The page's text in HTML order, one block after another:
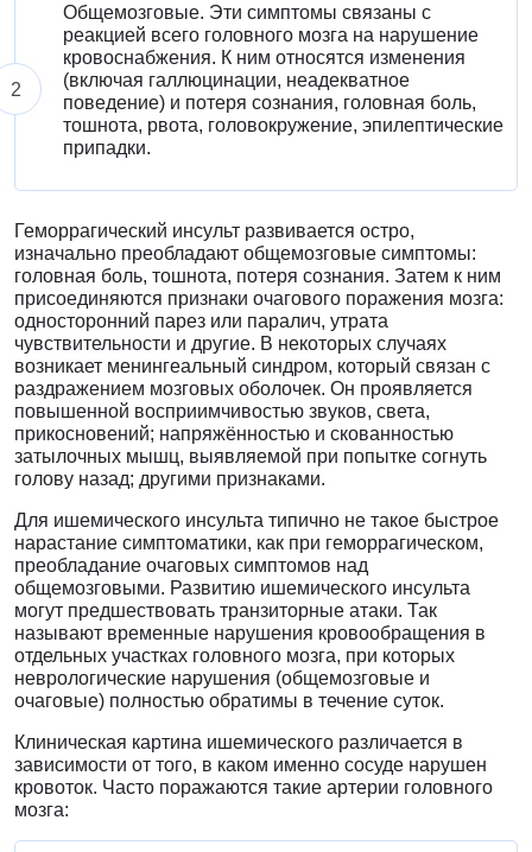
Общемозговые. Эти симптомы связаны с
реакцией всего головного мозга на нарушение
кровоснабжения. К ним относятся изменения
(включая галлюцинации, неадекватное
поведение) и потеря сознания, головная боль,
тошнота, рвота, головокружение, эпилептические
припадки.
Геморрагический инсульт развивается остро,
изначально преобладают общемозговые симптомы:
головная боль, тошнота, потеря сознания. Затем к ним
присоединяются признаки очагового поражения мозга:
односторонний парез или паралич, утрата
чувствительности и другие. В некоторых случаях
возникает менингеальный синдром, который связан с
раздражением мозговых оболочек. Он проявляется
повышенной восприимчивостью звуков, света,
прикосновений; напряжённостью и скованностью
затылочных мышц, выявляемой при попытке согнуть
голову назад; другими признаками.
Для ишемического инсульта типично не такое быстрое
нарастание симптоматики, как при геморрагическом,
преобладание очаговых симптомов над
общемозговыми. Развитию ишемического инсульта
могут предшествовать транзиторные атаки. Так
называют временные нарушения кровообращения в
отдельных участках головного мозга, при которых
неврологические нарушения (общемозговые и
очаговые) полностью обратимы в течение суток.
Клиническая картина ишемического различается в
зависимости от того, в каком именно сосуде нарушен
кровоток. Часто поражаются такие артерии головного
мозга: